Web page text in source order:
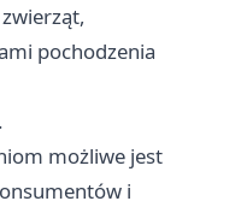
pochodzenia
możliwe jest
i